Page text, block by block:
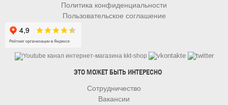
Политика конфиденциальности
Пользовательское соглашение
ЭТО МОЖЕТ БЫТЬ ИНТЕРЕСНО
Сотрудничество
Вакансии